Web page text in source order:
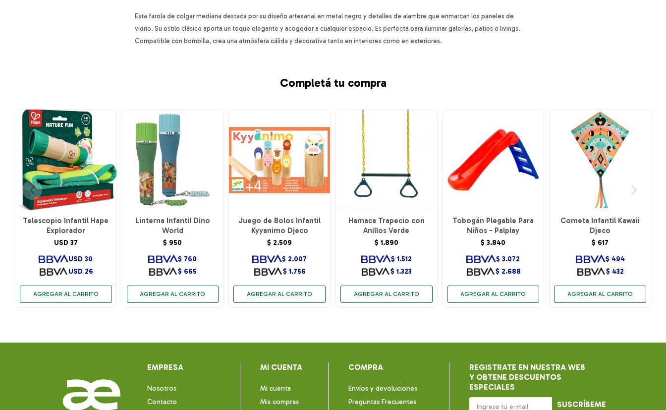
Esta farola de colgar mediana destaca por su diseño artesanal en metal negro y detalles de alambre que enmarcan los paneles de
vidrio. Su estilo clásico aporta un toque elegante y acogedor a cualquier espacio. Es perfecta para iluminar galerías, patios o livings.
Compatible con bombilla, crea una atmósfera cálida y decorativa tanto en interiores como en exteriores.
Completá tu compra
Telescopio Infantil Hape
Explorador
USD 37
USD 26
USD 30
Linterna Infantil Dino
World
$ 950
$ 665
$ 760
Juego de Bolos Infantil
Kyyanimo Djeco
$ 2.509
$ 1.756
$ 2.007
Hamaca Trapecio con
Anillos Verde
$ 1.890
$ 1.323
$ 1.512
Tobogán Plegable Para
Niños - Palplay
$ 3.840
$ 2.688
$ 3.072
Cometa Infantil Kawaii
Djeco
$ 617
$ 432
$ 494
EMPRESA
Nosotros
Contacto
MI CUENTA
Mi cuenta
Mis compras
COMPRA
Envíos y devoluciones
Preguntas Frecuentes
REGISTRATE EN NUESTRA WEB
Y OBTENE DESCUENTOS
ESPECIALES
SUSCRÍBEME